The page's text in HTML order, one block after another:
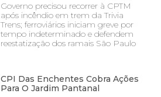
Governo precisou recorrer à CPTM
após incêndio em trem da Trivia
Trens; ferroviários iniciam greve por
tempo indeterminado e defendem
reestatização dos ramais São Paulo
CPI Das Enchentes Cobra Ações
Para O Jardim Pantanal